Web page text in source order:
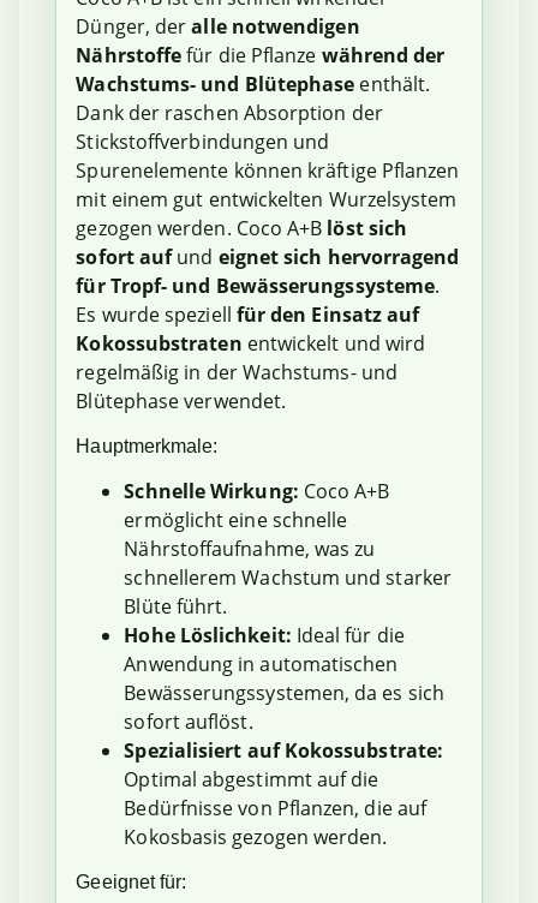
Dünger, deralle notwendigen
Nährstoffefür die Pflanze während der
Wachstums- und Blütephase enthält.
Dank der raschen Absorption der
Stickstoffverbindungen und
Spurenelemente können kräftige Pflanzen
mit einem gut entwickelten Wurzelsystem
gezogen werden. Coco A+B löst sich
sofort aufund eignet sich hervorragend
für Tropf- und Bewässerungssysteme.
Es wurde speziell für den Einsatz auf
Kokossubstraten entwickelt und wird
regelmäßig in der Wachstums- und
Blütephase verwendet.
Hauptmerkmale:
Schnelle Wirkung: Coco A+B
ermöglicht eine schnelle
Nährstoffaufnahme, was zu
schnellerem Wachstum und starker
Blüte führt.
Hohe Löslichkeit: Ideal für die
Anwendung in automatischen
Bewässerungssystemen, da es sich
sofort auflöst.
Spezialisiert auf Kokossubstrate:
Optimal abgestimmt auf die
Bedürfnisse von Pflanzen, die auf
Kokosbasis gezogen werden.
Geeignet für: